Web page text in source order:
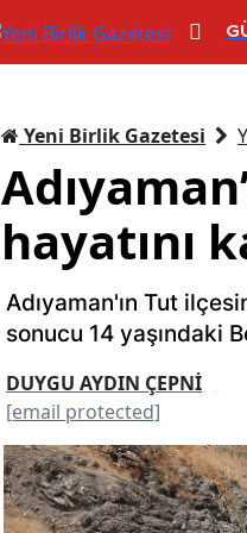
Yeni Birlik Gazetesi
hayatını
Adıyaman'ın Tut
sonucu 14 yaşındaki
DUYGU AYDIN ÇEPNİ
[email protected]